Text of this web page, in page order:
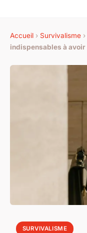
Accueil › Survivalisme ›
indispensables à avoir
SURVIVALISME